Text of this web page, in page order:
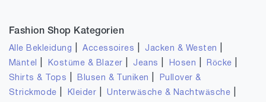
Fashion Shop Kategorien
Alle Bekleidung |Accessoires Jacken & Westen
Mäntel Kostüme & Blazer Jeans Hosen Röcke
Shirts & Tops Blusen & Tuniken
Pullover &
Strickmode
Kleider |Unterwäsche & Nachtwäsche